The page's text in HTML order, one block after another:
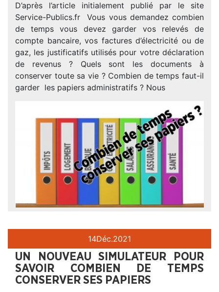
D’après l’article initialement publié par le site
Service-Publics.fr Vous vous demandez combien
de temps vous devez garder vos relevés de
compte bancaire, vos factures d’électricité ou de
gaz, les justificatifs utilisés pour votre déclaration
de revenus ? Quels sont les documents à
conserver toute sa vie ? Combien de temps faut-il
garder les papiers administratifs ? Nous
14Déc.2021
UN NOUVEAU SIMULATEUR POUR
SAVOIR COMBIEN DE TEMPS
CONSERVER SES PAPIERS